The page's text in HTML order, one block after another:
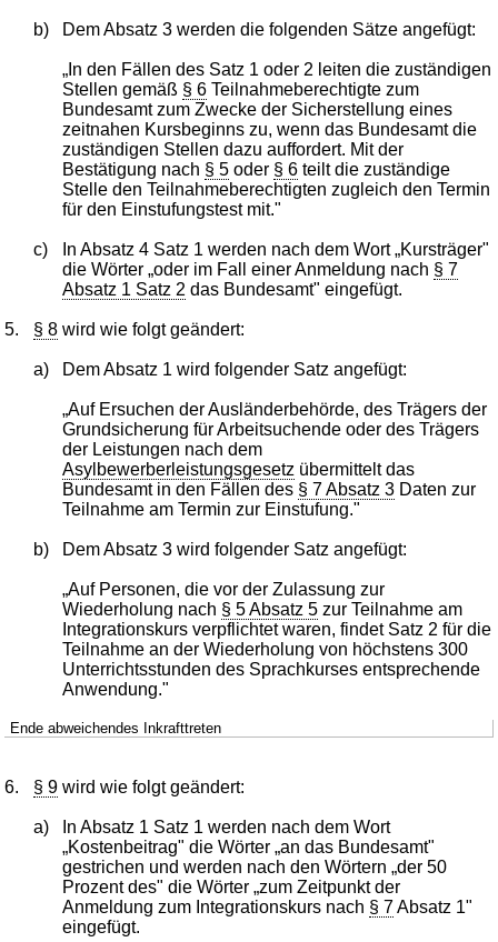
b) Dem Absatz 3 werden die folgenden Sätze angefügt:
„In den Fällen des Satz 1 oder 2 leiten die zuständigen
Stellen gemäß § 6Teilnahmeberechtigte zum
Bundesamt zum Zwecke der Sicherstellung eines
zeitnahen Kursbeginns zu, wenn das Bundesamt die
zuständigen Stellen dazu auffordert. Mit der
Bestätigung nach § 5oder § 6teilt die zuständige
Stelle den Teilnahmeberechtigten zugleich den Termin
für den Einstufungstest mit."
c)
In Absatz 4 Satz 1 werden nach dem Wort „Kursträger"
die Wörter „oder im Fall einer Anmeldung nach § 7
Absatz 1 Satz 2 das Bundesamt" eingefügt.
5. § 8 wird wie folgt geändert:
a) Dem Absatz 1 wird folgender Satz angefügt:
„Auf Ersuchen der Ausländerbehörde, des Trägers der
Grundsicherung für Arbeitsuchende oder des Trägers
der Leistungen nach dem
Asylbewerberleistungsgesetz übermittelt das
Bundesamt in den Fällen des § 7 Absatz 3Daten zur
Teilnahme am Termin zur Einstufung."
b) Dem Absatz 3 wird folgender Satz angefügt:
„Auf Personen, die vor der Zulassung zur
Wiederholung nach § 5 Absatz 5zur Teilnahme am
Integrationskurs verpflichtet waren, findet Satz 2 für die
Teilnahme an der Wiederholung von höchstens 300
Unterrichtsstunden des Sprachkurses entsprechende
Anwendung."
Ende abweichendes Inkrafttreten
6. § 9 wird wie folgt geändert:
a)
In Absatz 1 Satz 1 werden nach dem Wort
„Kostenbeitrag" die Wörter „an das Bundesamt"
gestrichen und werden nach den Wörtern „der 50
Prozent des" die Wörter „zum Zeitpunkt der
Anmeldung zum Integrationskurs nach § 7Absatz 1"
eingefügt.